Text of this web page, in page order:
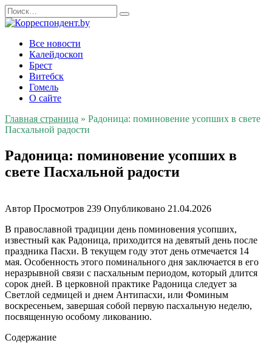
Перейти
к
содержанию
Search
for:
Все новости
Калейдоскоп
Брест
Витебск
Гомель
О сайте
Главная страница » Радоница: поминовение усопших в свете
Пасхальной радости
Радоница: поминовение усопших в
свете Пасхальной радости
Автор Просмотров 239 Опубликовано 21.04.2026
В православной традиции день поминовения усопших,
известный как Радоница, приходится на девятый день после
праздника Пасхи. В текущем году этот день отмечается 14
мая. Особенность этого поминального дня заключается в его
неразрывной связи с пасхальным периодом, который длится
сорок дней. В церковной практике Радоница следует за
Светлой седмицей и днем Антипасхи, или Фоминым
воскресеньем, завершая собой первую пасхальную неделю,
посвященную особому ликованию.
Содержание